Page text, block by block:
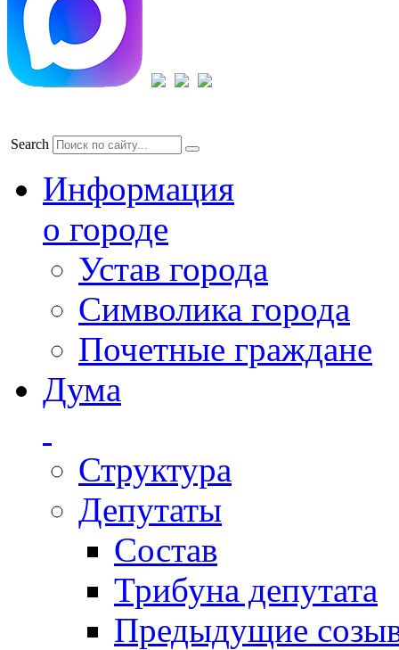
Search
Информация
о городе
Устав города
Символика города
Почетные граждане
Дума
Структура
Депутаты
Состав
Трибуна депутата
Предыдущие